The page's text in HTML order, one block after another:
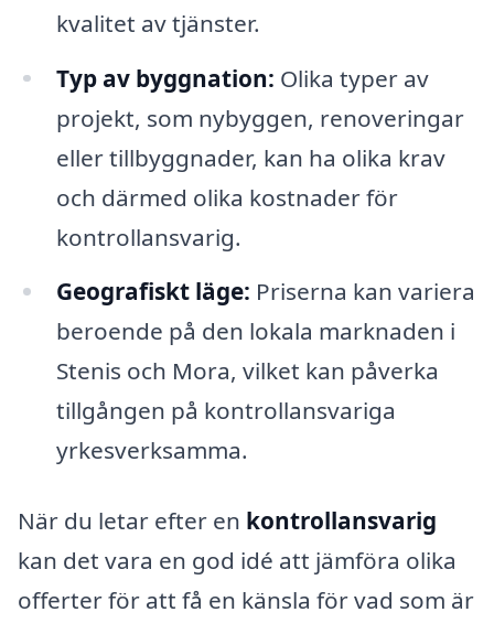
kvalitet av tjänster.
Typ av byggnation: Olika typer av
projekt, som nybyggen, renoveringar
eller tillbyggnader, kan ha olika krav
och därmed olika kostnader för
kontrollansvarig.
Geografiskt läge: Priserna kan variera
beroende på den lokala marknaden i
Stenis och Mora, vilket kan påverka
tillgången på kontrollansvariga
yrkesverksamma.
När du letar efter en kontrollansvarig
kan det vara en god idé att jämföra olika
offerter för att få en känsla för vad som är